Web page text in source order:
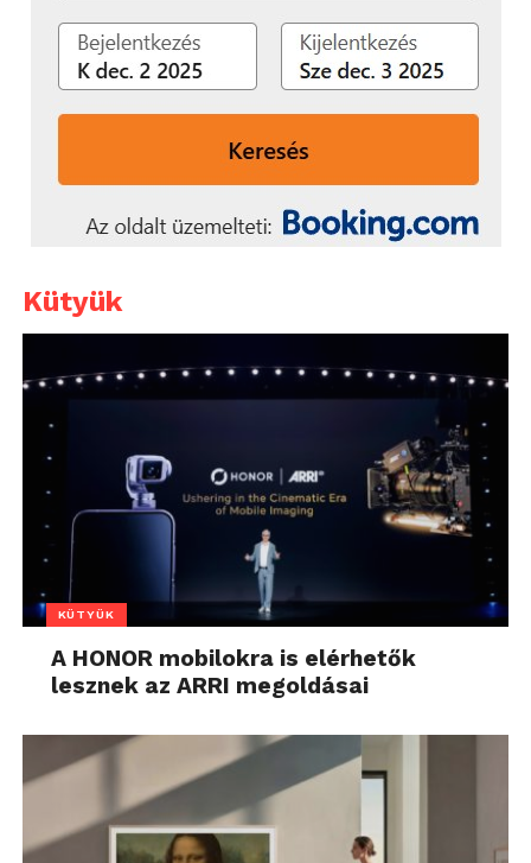
Kütyük
KÜTYÜK
A HONOR mobilokra is elérhetők
lesznek az ARRI megoldásai